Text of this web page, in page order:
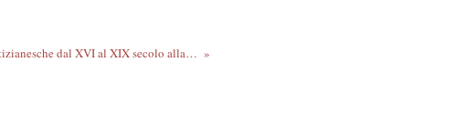
Donazione di 110 incisioni tizianesche dal XVI al XIX secolo alla Fondazione Centro Studi Tiziano e Cadore. Donation de 110 estampes relatives au Titien à la Fondation des études du Titien – Pieve di Cadore